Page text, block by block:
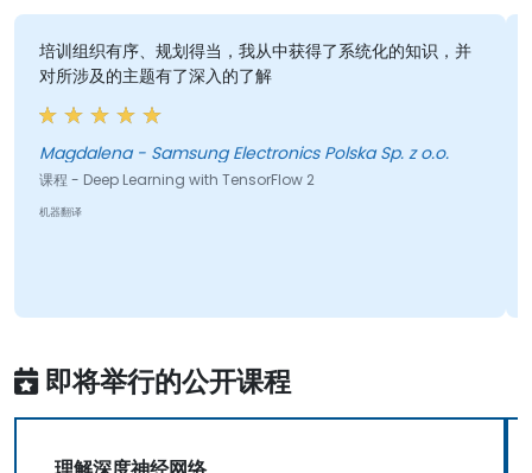
培训组织有序、规划得当，我从中获得了系统化的知识，并
对所涉及的主题有了深入的了解
Magdalena - Samsung Electronics Polska Sp. z o.o.
课程 - Deep Learning with TensorFlow 2
机器翻译
即将举行的公开课程